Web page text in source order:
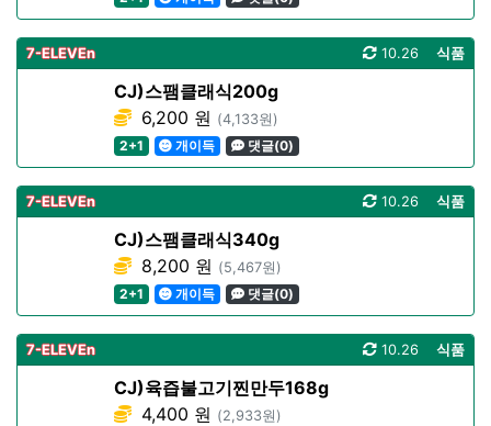
7-ELEVEn 식품
10.26
CJ)스팸클래식200g
6,200 원 (4,133원)
2+1
개이득 댓글(0)
7-ELEVEn 식품
10.26
CJ)스팸클래식340g
8,200 원 (5,467원)
2+1
개이득 댓글(0)
7-ELEVEn 식품
10.26
CJ)육즙불고기찐만두168g
4,400 원 (2,933원)